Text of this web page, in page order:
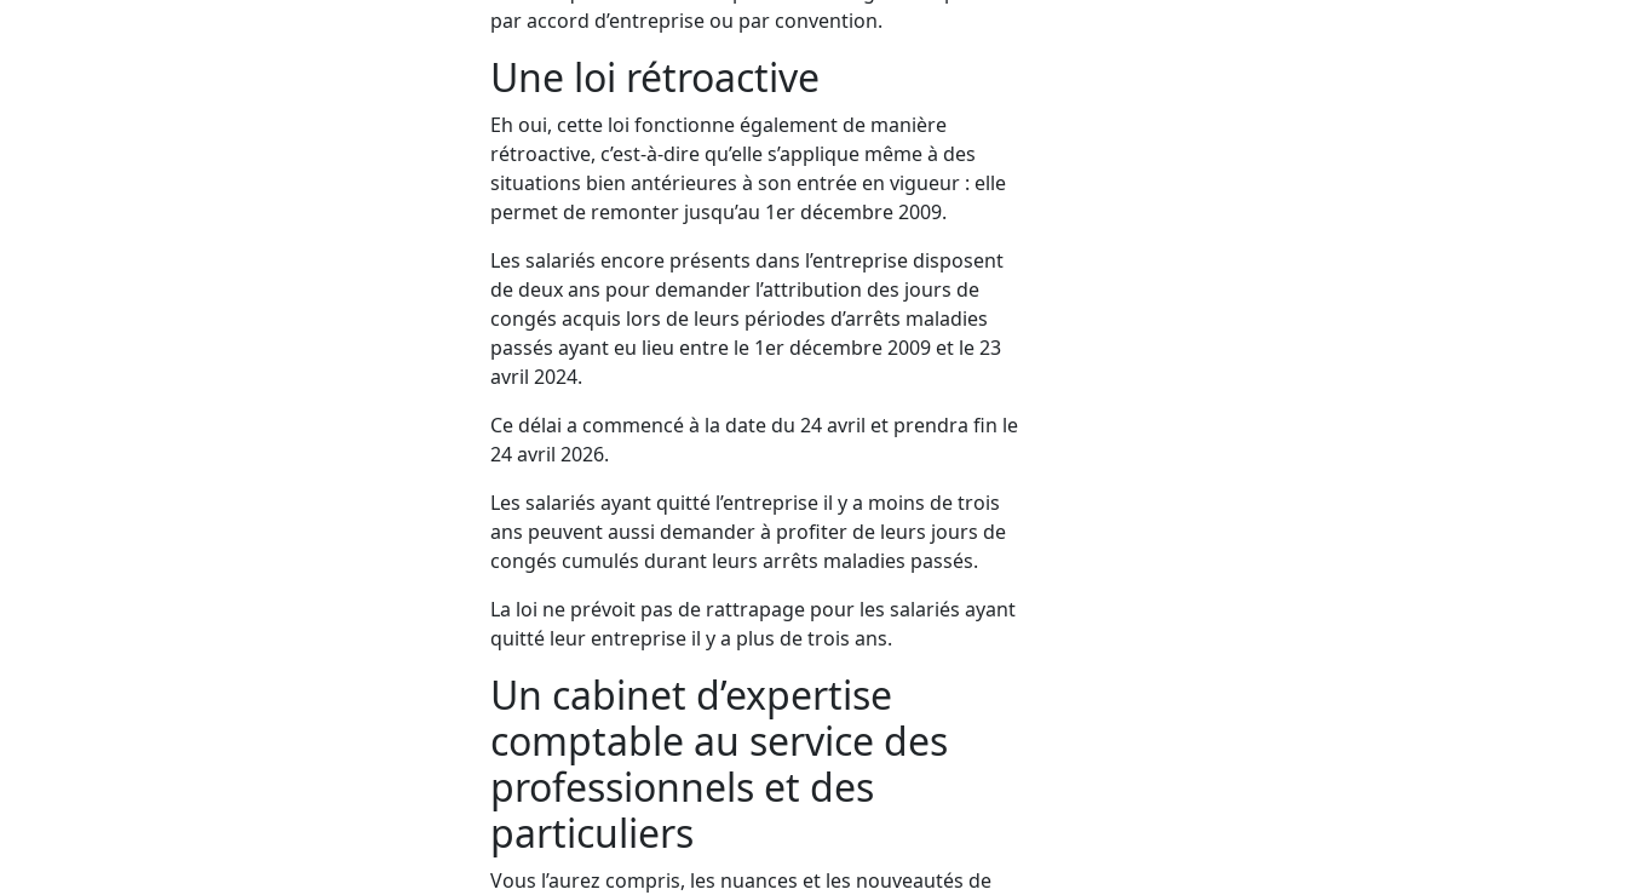
par accord d’entreprise ou par convention.
Une loi rétroactive
Eh oui, cette loi fonctionne également de manière
rétroactive, c’est-à-dire qu’elle s’applique même à des
situations bien antérieures à son entrée en vigueur : elle
permet de remonter jusqu’au 1er décembre 2009.
Les salariés encore présents dans l’entreprise disposent
de deux ans pour demander l’attribution des jours de
congés acquis lors de leurs périodes d’arrêts maladies
passés ayant eu lieu entre le 1er décembre 2009 et le 23
avril 2024.
Ce délai a commencé à la date du 24 avril et prendra fin le
24 avril 2026.
Les salariés ayant quitté l’entreprise il y a moins de trois
ans peuvent aussi demander à profiter de leurs jours de
congés cumulés durant leurs arrêts maladies passés.
La loi ne prévoit pas de rattrapage pour les salariés ayant
quitté leur entreprise il y a plus de trois ans.
Un cabinet d’expertise
comptable au service des
professionnels et des
particuliers
Vous l’aurez compris, les nuances et les nouveautés de